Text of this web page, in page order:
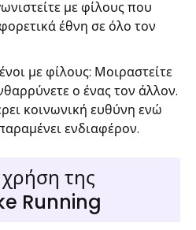
με φίλους που
έθνη σε όλο τον
με φίλους: Μοιραστείτε
ο ένας τον άλλον.
κοινωνική ευθύνη ενώ
ενδιαφέρον.
της
Running